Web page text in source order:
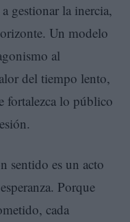
gestionar la inercia,
Un modelo
al
del tiempo lento,
fortalezca lo público
sentido es un acto
Porque
cada